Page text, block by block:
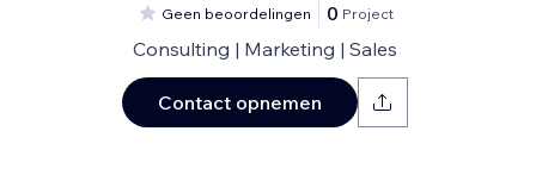
Geen beoordelingen 0 Project
Consulting | Marketing | Sales
Contact opnemen